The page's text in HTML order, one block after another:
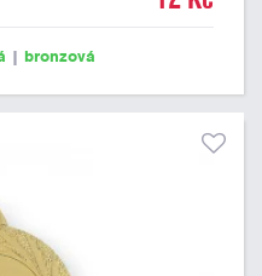
| bronzová